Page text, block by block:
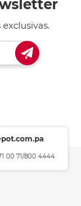
00 71/800 4444